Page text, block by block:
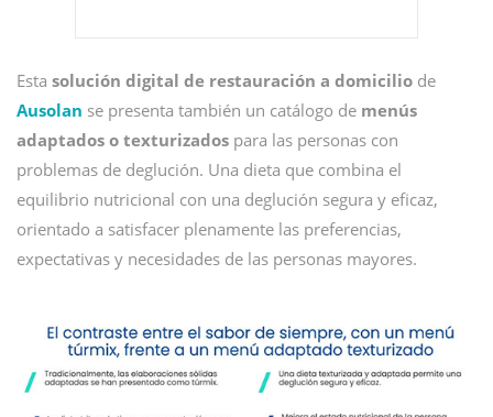
Esta solución digital de restauración a domicilio de
Ausolan se presenta también un catálogo de menús
adaptados o texturizados para las personas con
problemas de deglución. Una dieta que combina el
equilibrio nutricional con una deglución segura y eficaz,
orientado a satisfacer plenamente las preferencias,
expectativas y necesidades de las personas mayores.